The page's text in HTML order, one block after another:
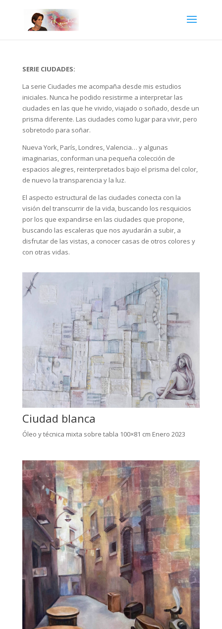
SERIE CIUDADES:
La serie Ciudades me acompaña desde mis estudios
iniciales. Nunca he podido resistirme a interpretar las
ciudades en las que he vivido, viajado o soñado, desde un
prisma diferente. Las ciudades como lugar para vivir, pero
sobretodo para soñar.
Nueva York, París, Londres, Valencia… y algunas
imaginarias, conforman una pequeña colección de
espacios alegres, reinterpretados bajo el prisma del color,
de nuevo la transparencia y la luz.
El aspecto estructural de las ciudades conecta con la
visión del transcurrir de la vida, buscando los resquicios
por los que expandirse en las ciudades que propone,
buscando las escaleras que nos ayudarán a subir, a
disfrutar de las vistas, a conocer casas de otros colores y
con otras vidas.
Ciudad blanca
Óleo y técnica mixta sobre tabla 100×81 cm Enero 2023